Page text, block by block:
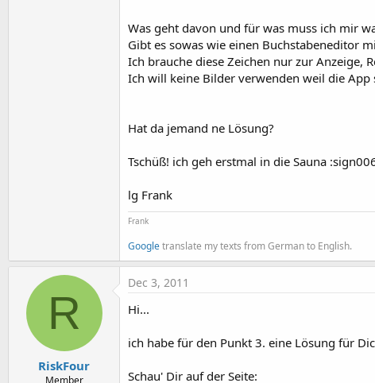
Was geht davon und für was muss ich mir
Gibt es sowas wie einen Buchstabeneditor
Ich brauche diese Zeichen nur zur Anzeige,
Ich will keine Bilder verwenden weil die App
Hat da jemand ne Lösung?
Tschüß! ich geh erstmal in die Sauna
lg Frank
Frank
Googletranslate my texts from German to English.
R
RiskFour
Member
Dec 3, 2011
Hi...
ich habe für den Punkt 3. eine Lösung für
Schau' Dir auf der Seite: